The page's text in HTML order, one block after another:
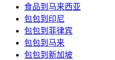
食品到马来西亚
包包到印尼
包包到菲律宾
包包到马来
包包到新加坡